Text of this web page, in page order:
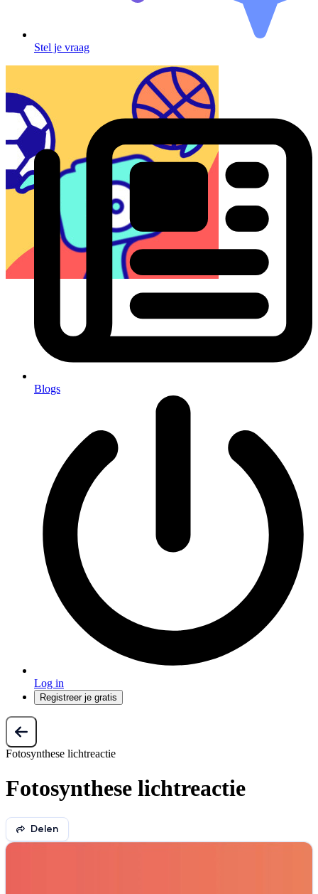
Stel je vraag
Blogs
Log in
Registreer je gratis
Fotosynthese lichtreactie
Fotosynthese lichtreactie
Delen